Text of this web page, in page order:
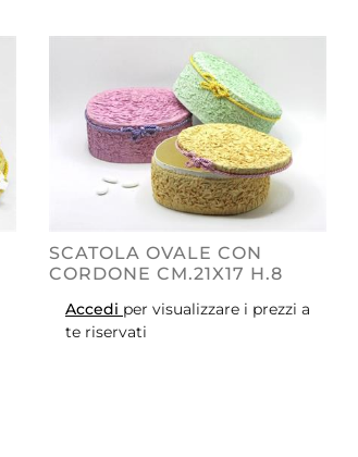
SCATOLA OVALE CON
CORDONE CM.21X17 H.8
Accedi per visualizzare i prezzi a
te riservati